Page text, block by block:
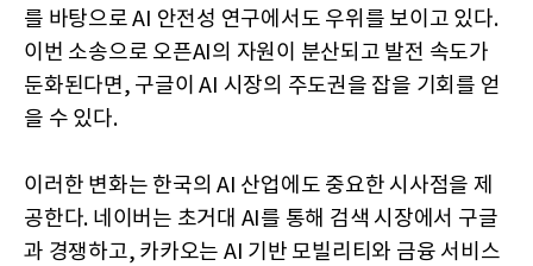
를 바탕으로 AI 안전성 연구에서도 우위를 보이고 있다.
이번 소송으로 오픈AI의 자원이 분산되고 발전 속도가
둔화된다면, 구글이 AI 시장의 주도권을 잡을 기회를 얻
을 수 있다.
이러한 변화는 한국의 AI 산업에도 중요한 시사점을 제
공한다. 네이버는 초거대 AI를 통해 검색 시장에서 구글
과 경쟁하고, 카카오는 AI 기반 모빌리티와 금융 서비스